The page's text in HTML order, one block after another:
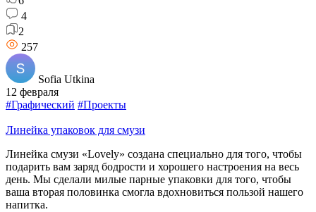
4
2
257
Sofia Utkina
12 февраля
#Графический #Проекты
Линейка упаковок для смузи
Линейка смузи «Lovely» создана специально для того, чтобы
подарить вам заряд бодрости и хорошего настроения на весь
день. Мы сделали милые парные упаковки для того, чтобы
ваша вторая половинка смогла вдохновиться пользой нашего
напитка.